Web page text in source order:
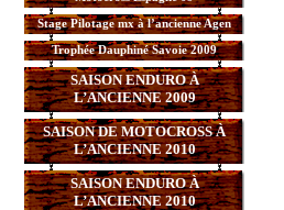
Stage Pilotage mx à l’ancienne Agen
Trophée Dauphiné Savoie 2009
SAISON ENDURO À
L’ANCIENNE 2009
SAISON DE MOTOCROSS À
L’ANCIENNE 2010
SAISON ENDURO À
L’ANCIENNE 2010